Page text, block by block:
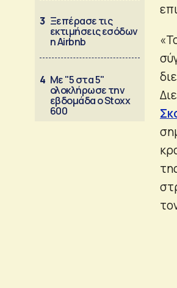
3 Ξεπέρασε τις
εκτιμήσεις εσόδων
η Airbnb
4 Με "5 στα 5"
ολοκλήρωσε την
εβδομάδα ο Stoxx
600